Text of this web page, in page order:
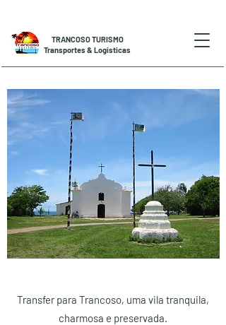
TRANCOSO TURISMO
Transportes & Logisticas
Transfer para Trancoso, uma vila tranquila,
charmosa e preservada.